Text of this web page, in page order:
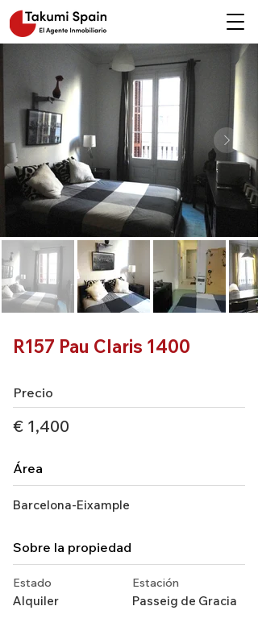
R157 Pau Claris 1400
Precio
€ 1,400
Área
Barcelona-Eixample
Sobre la propiedad
Estado
Alquiler
Estación
Passeig de Gracia